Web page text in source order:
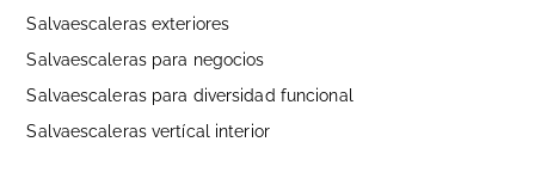
Salvaescaleras exteriores
Salvaescaleras para negocios
Salvaescaleras para diversidad funcional
Salvaescaleras vertícal interior